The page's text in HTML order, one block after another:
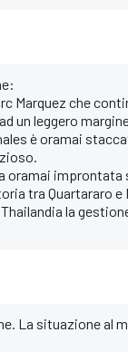
Marquez che
un leggero
è oramai
oramai improntata
tra Quartararo e
la
La situazione al